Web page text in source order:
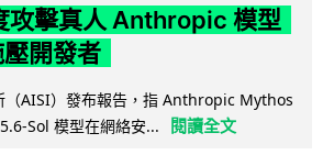
攻擊真人 Anthropic 模型
開發者
（AISI）發布報告，指 Anthropic Mythos
Sol 模型在網絡安...
閱讀全文